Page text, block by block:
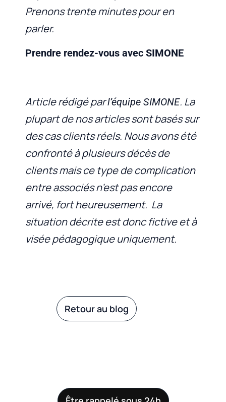
Prenons trente minutes pour en
parler.
Prendre rendez-vous avec SIMONE
Article rédigé parl’équipe SIMONE. La
plupart de nos articles sont basés sur
des cas clients réels. Nous avons été
confronté à plusieurs décès de
clients mais ce type de complication
entre associés n’est pas encore
arrivé, fort heureusement. La
situation décrite est donc fictive et à
visée pédagogique uniquement.
Retour au blog